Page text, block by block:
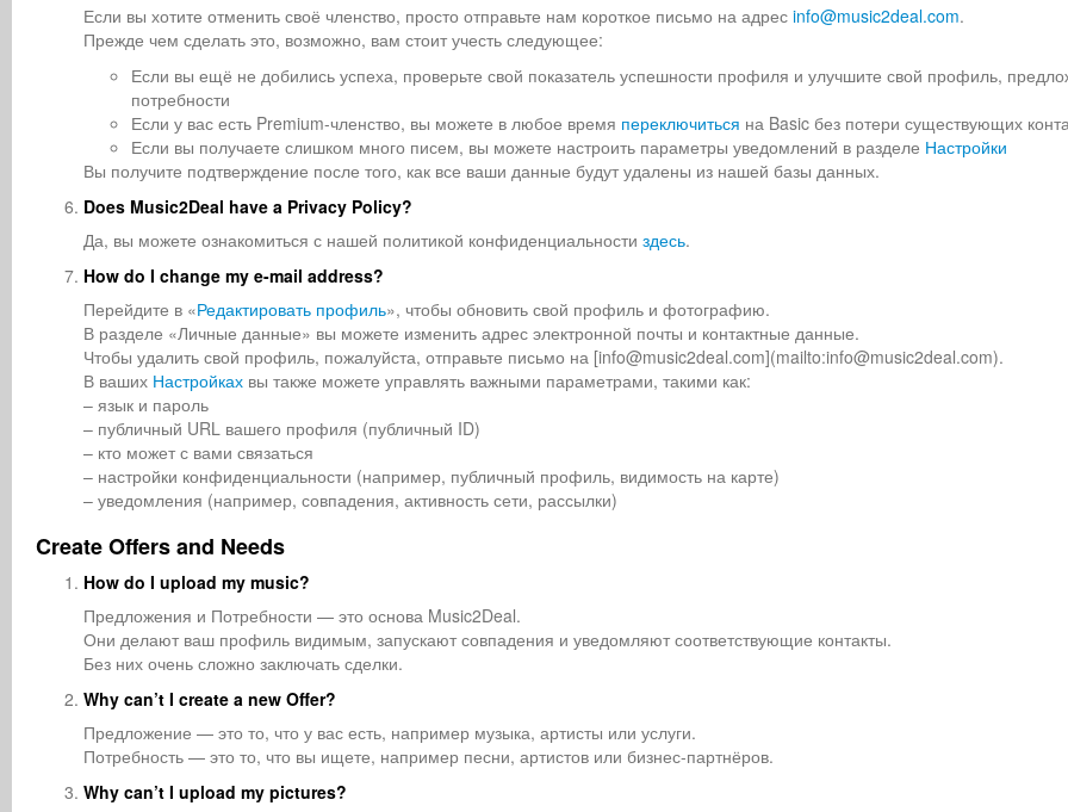
Если вы хотите отменить своё членство, просто отправьте нам короткое письмо на адрес info@music2deal.com.
Прежде чем сделать это, возможно, вам стоит учесть следующее:
Если вы ещё не добились успеха, проверьте свой показатель успешности профиля и улучшите свой профиль,
потребности
Если у вас есть Premium-членство, вы можете в любое время переключиться на Basic без потери существующих
Если вы получаете слишком много писем, вы можете настроить параметры уведомлений в разделе Настройки
Вы получите подтверждение после того, как все ваши данные будут удалены из нашей базы данных.
Does Music2Deal have a Privacy Policy?
Да, вы можете ознакомиться с нашей политикой конфиденциальности здесь.
How do I change my e-mail address?
Перейдите в «Редактировать профиль», чтобы обновить свой профиль и фотографию.
В разделе «Личные данные» вы можете изменить адрес электронной почты и контактные данные.
Чтобы удалить свой профиль, пожалуйста, отправьте письмо на [info@music2deal.com](mailto:info@music2deal.com).
В ваших Настройках вы также можете управлять важными параметрами, такими как:
– язык и пароль
– публичный URL вашего профиля (публичный ID)
– кто может с вами связаться
– настройки конфиденциальности (например, публичный профиль, видимость на карте)
– уведомления (например, совпадения, активность сети, рассылки)
Create Offers and Needs
How do I upload my music?
Предложения и Потребности — это основа Music2Deal.
Они делают ваш профиль видимым, запускают совпадения и уведомляют соответствующие контакты.
Без них очень сложно заключать сделки.
Why can’t I create a new Offer?
Предложение — это то, что у вас есть, например музыка, артисты или услуги.
Потребность — это то, что вы ищете, например песни, артистов или бизнес-партнёров.
Why can’t I upload my pictures?